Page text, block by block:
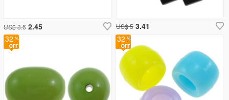
US$ 5 3.41
32 32
US$ 3.6 2.45